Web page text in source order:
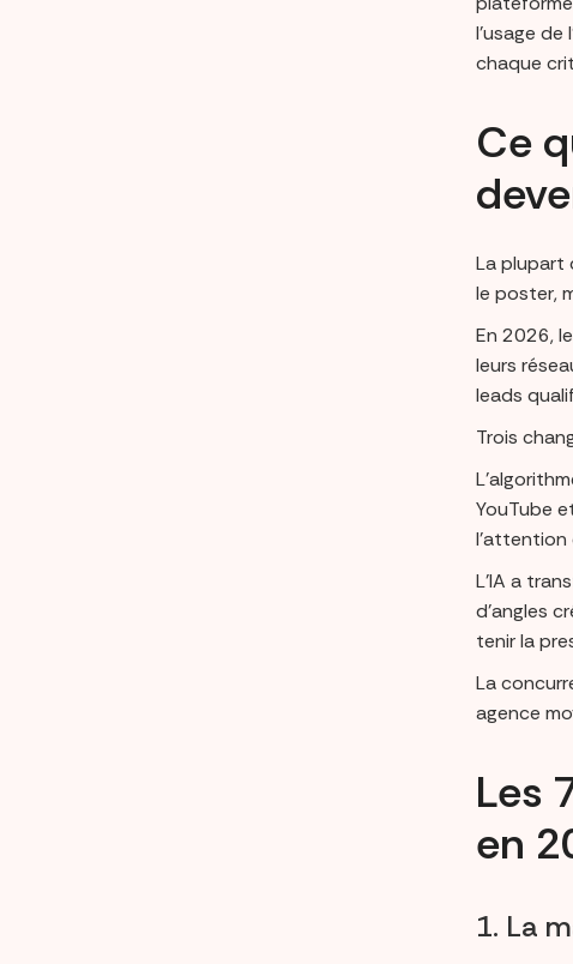
l’usage
chaque
Ce
La plupart
le poster,
En 2026,
leurs
leads
Trois
YouTube
l’attention
L’IA a
d’angles
tenir la
La
agence
Les
en
1. La